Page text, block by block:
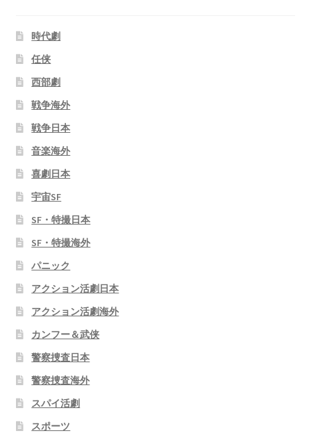
時代劇
任侠
西部劇
戦争海外
戦争日本
音楽海外
喜劇日本
宇宙SF
SF・特撮日本
SF・特撮海外
パニック
アクション活劇日本
アクション活劇海外
カンフー＆武侠
警察捜査日本
警察捜査海外
スパイ活劇
スポーツ